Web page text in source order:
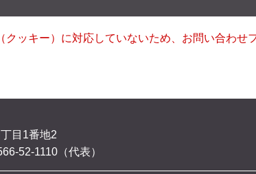
ッキー）に対応していないため、お問い合わせ
目1番地2
52-1110（代表）